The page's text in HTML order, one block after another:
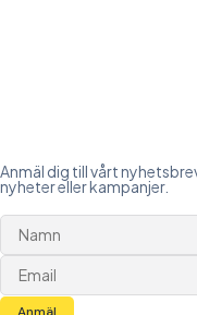
Anmäl dig till vårt
nyheter eller kampanjer.
Anmäl